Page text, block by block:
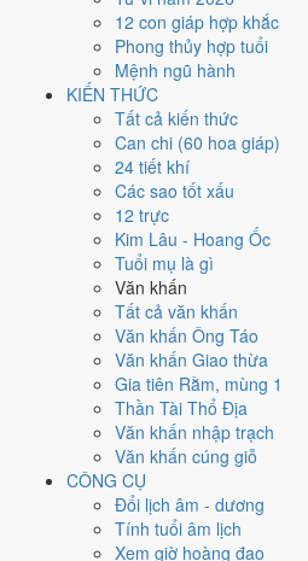
12 con giáp hợp khắc
Phong thủy hợp tuổi
Mệnh ngũ hành
KIẾN THỨC
Tất cả kiến thức
Can chi (60 hoa giáp)
24 tiết khí
Các sao tốt xấu
12 trực
Kim Lâu - Hoang Ốc
Tuổi mụ là gì
Văn khấn
Tất cả văn khấn
Văn khấn Ông Táo
Văn khấn Giao thừa
Gia tiên Rằm, mùng 1
Thần Tài Thổ Địa
Văn khấn nhập trạch
Văn khấn cúng giỗ
CÔNG CỤ
Đổi lịch âm - dương
Tính tuổi âm lịch
Xem giờ hoàng đạo
Ngày Bình Hòa, phù hợp với công
Tuất, Dần, Mùihợp ngày; tuổi
Ngày 20/8/2029
việc gì?
Ngày 20/8/2029 đạt5.7/10 trung bình
Mở kho - xuất hàng (8/10)
Trực Khai (ngày khai mở, bắt đầu mới)
đạo nên điểm từng việc chênh nhau
Cưới hỏi - đính hôn
Tốt
Cưới hỏi - đính hôn hôm nay ở
, nhưng Ngày Hắc Đạo kéo
Cách tính ngày tốt
Khai trương - mở cửa hàng
Tốt
Khai trương - mở cửa hàng hôm
Trực Khai, nhưng Ngày Hắc Đạo
Cách tính ngày tốt